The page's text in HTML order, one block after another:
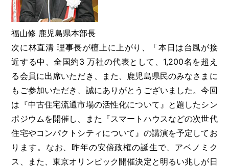
福山修 鹿児島県本部長
次に林直清 理事長が檀上に上がり、「本日は台風が接
近する中、全国約3 万社の代表として、1,200名を超え
る会員に出席いただき、また、鹿児島県民のみなさまに
もご参加いただき、誠にありがとうございました。今回
は『中古住宅流通市場の活性化について』と題したシン
ポジウムを開催し、また『スマートハウスなどの次世代
住宅やコンパクトシティについて』の講演を予定してお
ります。なお、昨年の安倍政権の誕生で、アベノミク
ス、また、東京オリンピック開催決定と明るい兆しが日